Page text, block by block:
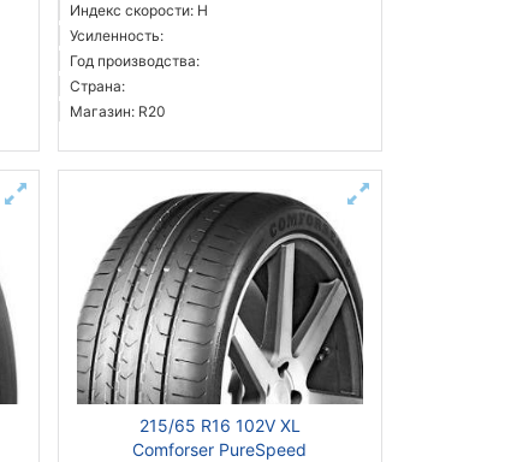
Индекс скорости: H
Усиленность:
Год производства:
Страна:
Магазин: R20
215/65 R16 102V XL
Comforser PureSpeed